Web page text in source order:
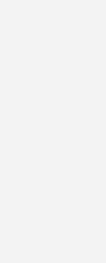
von uns
gebündelt und
einverstanden, über
eine Abmeldung ist
mit Daten finden Sie